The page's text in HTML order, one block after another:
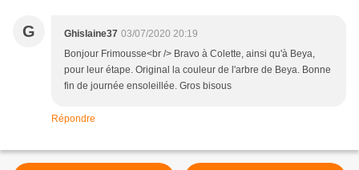
G Ghislaine37 03/07/2020 20:19
Bonjour Frimousse<br /> Bravo à Colette, ainsi qu'à Beya,
pour leur étape. Original la couleur de l'arbre de Beya. Bonne
fin de journée ensoleillée. Gros bisous
Répondre